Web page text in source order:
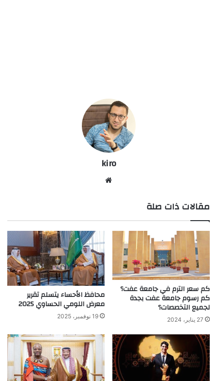
kiro
مقالات ذات صلة
كم سعر الترم في جامعة عفت؟
كم رسوم جامعة عفت بجدة
لجميع التخصصات؟
27 يناير، 2024
محافظ الأحساء يتسلم تقرير
معرض اللومي الحساوي 2025
19 نوفمبر، 2025